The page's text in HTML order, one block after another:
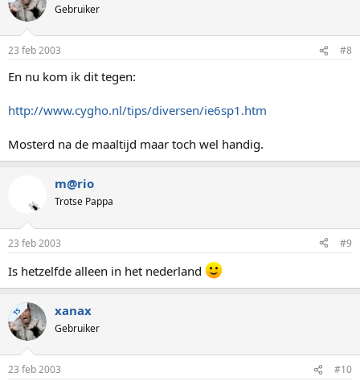
Gebruiker
23 feb 2003 #8
En nu kom ik dit tegen:
http://www.cygho.nl/tips/diversen/ie6sp1.htm
Mosterd na de maaltijd maar toch wel handig.
m@rio
Trotse Pappa
23 feb 2003 #9
Is hetzelfde alleen in het nederland
TS xanax
Gebruiker
23 feb 2003 #10